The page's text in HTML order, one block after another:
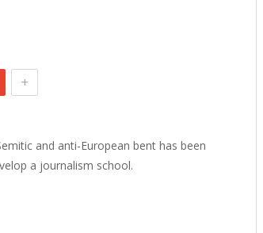
+
and anti-European bent has been
a journalism school.